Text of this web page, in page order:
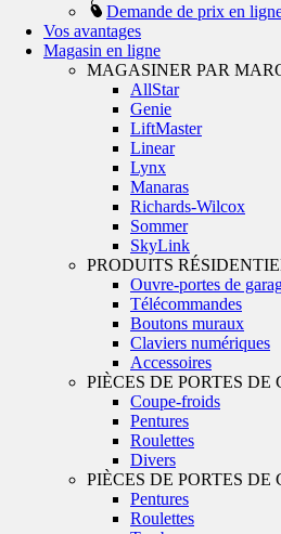
Demande de prix en
Vos avantages
Magasin en ligne
MAGASINER PAR
AllStar
Genie
LiftMaster
Linear
Lynx
Manaras
Richards-Wilcox
Sommer
SkyLink
PRODUITS
Ouvre-portes de
Télécommandes
Boutons muraux
Claviers numériques
Accessoires
PIÈCES DE PORTES DE
Coupe-froids
Pentures
Roulettes
Divers
PIÈCES DE PORTES DE
Pentures
Roulettes